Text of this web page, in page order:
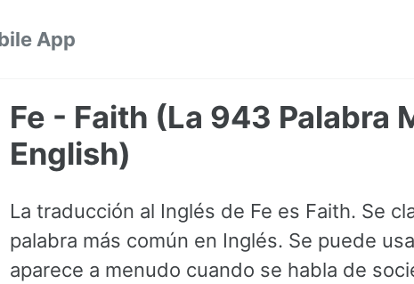
App
Fe - Faith (La 943 Palabra
English)
La traducción al Inglés de Fe es Faith. Se
palabra más común en Inglés. Se puede
aparece a menudo cuando se habla de